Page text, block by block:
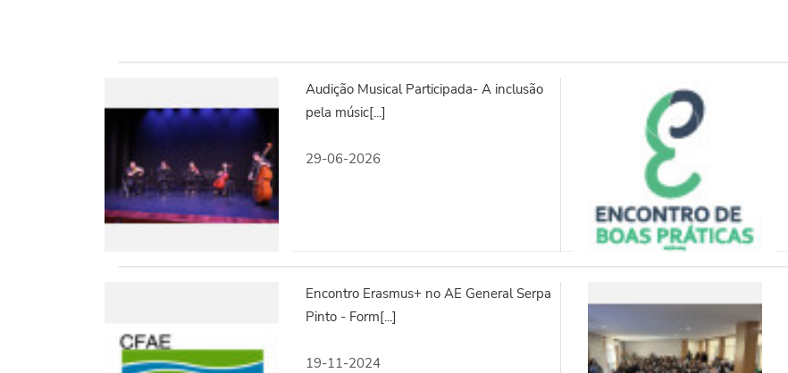
Audição Musical Participada- A inclusão
pela músic[...]
29-06-2026
Encontro Erasmus+ no AE General Serpa
Pinto - Form[...]
19-11-2024